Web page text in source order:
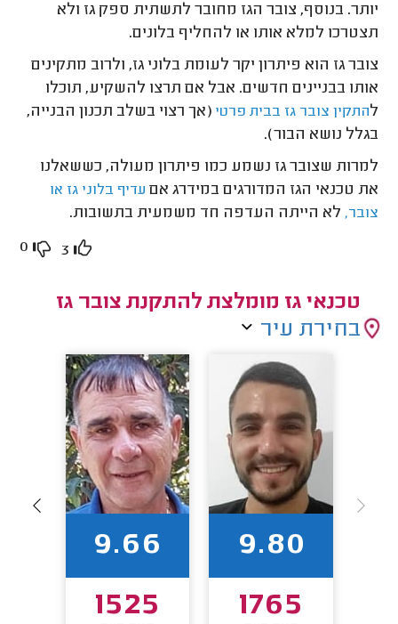
יותר. בנוסף, צובר הגז מחובר לתשתית ספק גז ולא
תצטרכו למלא אותו או להחליף בלונים.
צובר גז הוא פיתרון יקר לעומת בלוני גז, ולרוב מתקינים
אותו בבניינים חדשים. אבל אם תרצו להשקיע, תוכלו
להתקין צובר גז בבית פרטי (אך רצוי בשלב תכנון הבנייה,
בגלל נושא הבור).
למרות שצובר גז נשמע כמו פיתרון מעולה, כששאלנו
את טכנאי הגז המדורגים במידרג אם עדיף בלוני גז או
צובר, לא הייתה העדפה חד משמעית בתשובות.
3
0
טכנאי גז מומלצת להתקנת צובר גז
בחירת עיר
9.80
1765
9.66
1525